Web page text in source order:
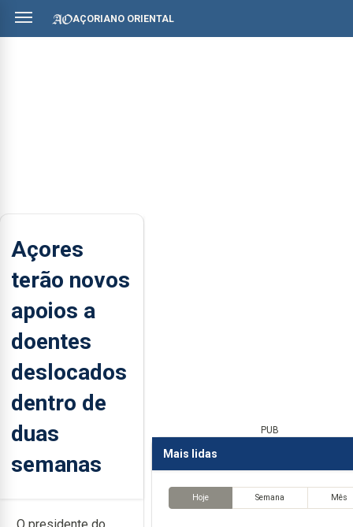
AÇORIANO ORIENTAL
Açores
terão novos
apoios a
doentes
deslocados
dentro de
duas
semanas
PUB
Mais lidas
Hoje Semana Mês